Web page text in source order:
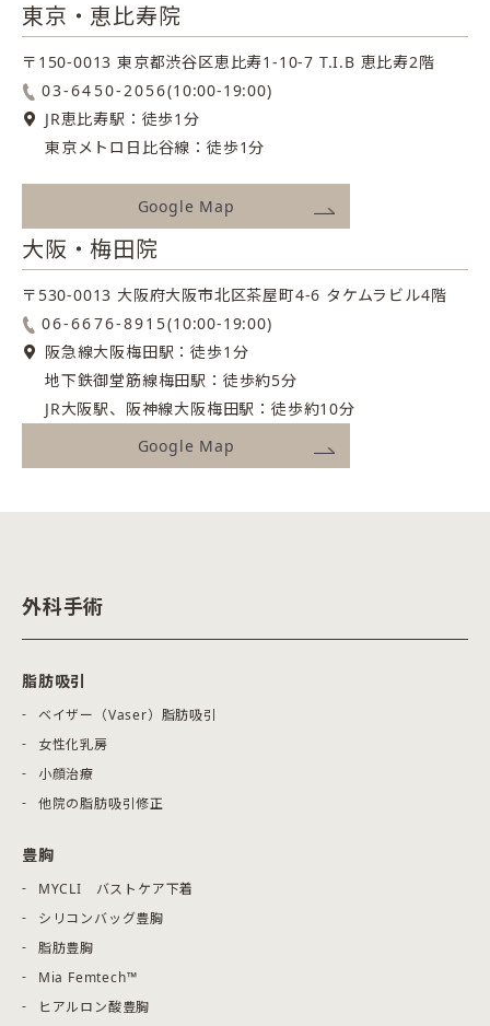
東京・恵比寿院
〒150-0013 東京都渋谷区恵比寿1-10-7 T.I.B 恵比寿2階
03-6450-2056(10:00-19:00)
JR恵比寿駅：徒歩1分
東京メトロ日比谷線：徒歩1分
Google Map
大阪・梅田院
〒530-0013 大阪府大阪市北区茶屋町4-6 タケムラビル4階
06-6676-8915(10:00-19:00)
阪急線大阪梅田駅：徒歩1分
地下鉄御堂筋線梅田駅：徒歩約5分
JR大阪駅、阪神線大阪梅田駅：徒歩約10分
Google Map
外科手術
脂肪吸引
ベイザー（Vaser）脂肪吸引
女性化乳房
小顔治療
他院の脂肪吸引修正
豊胸
MYCLI バストケア下着
シリコンバッグ豊胸
脂肪豊胸
Mia Femtech™
ヒアルロン酸豊胸